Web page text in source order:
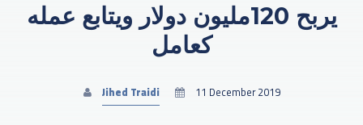
Search in the website:
يربح 120مليون دولار ويتابع عمله
كعامل
Jihed Traidi 11 December 2019